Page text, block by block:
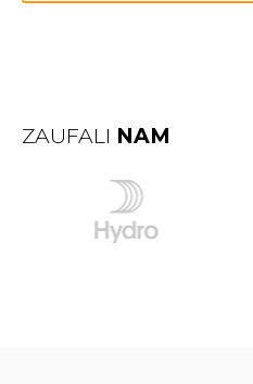
ZAUFALI NAM